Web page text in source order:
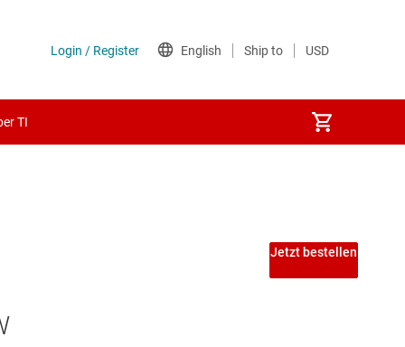
TI
Jetzt bestellen